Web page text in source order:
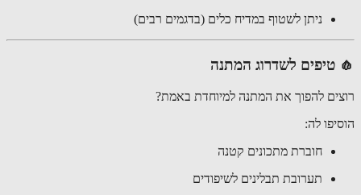
ניתן לשטוף במדיח כלים (בדגמים רבים)
🧄 טיפים לשדרוג המתנה
רוצים להפוך את המתנה למיוחדת באמת?
הוסיפו לה:
חוברת מתכונים קטנה
תערובת תבלינים לשיפודים